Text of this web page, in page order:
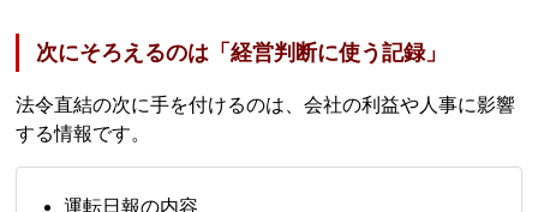
次にそろえるのは「経営判断に使う記録」
法令直結の次に手を付けるのは、会社の利益や人事に影響
する情報です。
運転日報の内容